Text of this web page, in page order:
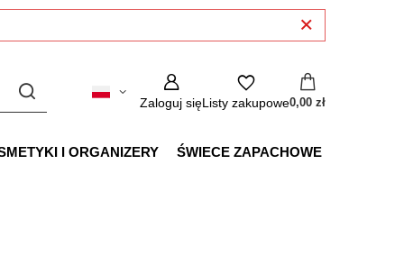
Zaloguj sięListy zakupowe0,00 zł
I ORGANIZERY ŚWIECE ZAPACHOWE